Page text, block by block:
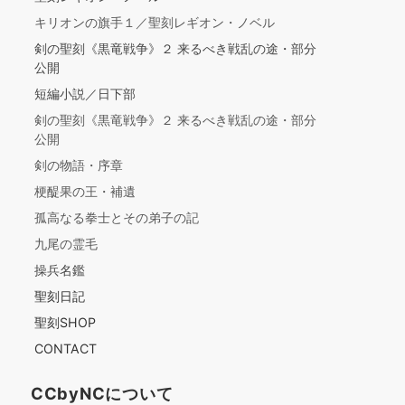
キリオンの旗手１／聖刻レギオン・ノベル
剣の聖刻《黒竜戦争》２ 来るべき戦乱の途・部分
公開
短編小説／日下部
剣の聖刻《黒竜戦争》２ 来るべき戦乱の途・部分
公開
剣の物語・序章
梗醍果の王・補遺
孤高なる拳士とその弟子の記
九尾の霊毛
操兵名鑑
聖刻日記
聖刻SHOP
CONTACT
CCbyNCについて